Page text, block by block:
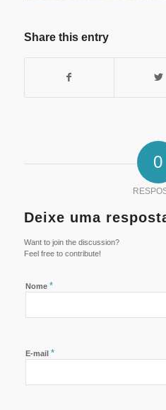
Share this entry
0
Deixe uma
Want to join the discussion?
Feel free to contribute!
Nome *
E-mail *